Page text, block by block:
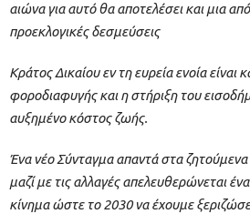
αιώνα για αυτό θα αποτελέσει και μια από
προεκλογικές δεσμεύσεις
Κράτος Δικαίου εν τη ευρεία ενοία είναι
φοροδιαφυγής και η στήριξη του
αυξημένο κόστος ζωής.
Ένα νέο Σύνταγμα απαντά στα ζητούμενα
μαζί με τις αλλαγές απελευθερώνεται
κίνημα ώστε το 2030 να έχουμε